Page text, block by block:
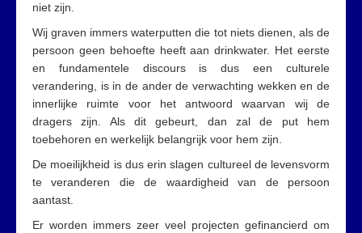
niet zijn.
Wij graven immers waterputten die tot niets dienen, als de
persoon geen behoefte heeft aan drinkwater. Het eerste
en fundamentele discours is dus een culturele
verandering, is in de ander de verwachting wekken en de
innerlijke ruimte voor het antwoord waarvan wij de
dragers zijn. Als dit gebeurt, dan zal de put hem
toebehoren en werkelijk belangrijk voor hem zijn.
De moeilijkheid is dus erin slagen cultureel de levensvorm
te veranderen die de waardigheid van de persoon
aantast.
Er worden immers zeer veel projecten gefinancierd om